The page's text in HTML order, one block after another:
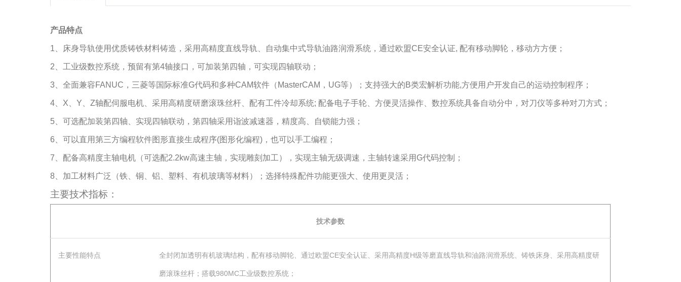
产品特点
1、床身导轨使用优质铸铁材料铸造，采用高精度直线导轨、自动集中式导轨油路润滑系统，通过欧盟CE安全认证, 配有移动脚轮，移动方方便；
2、工业级数控系统，预留有第4轴接口，可加装第四轴，可实现四轴联动；
3、全面兼容FANUC，三菱等国际标准G代码和多种CAM软件（MasterCAM，UG等）；支持强大的B类宏解析功能,方便用户开发自己的运动控制程序；
4、X、Y、Z轴配伺服电机、采用高精度研磨滚珠丝杆、配有工件冷却系统; 配备电子手轮、方便灵活操作、数控系统具备自动分中，对刀仪等多种对刀方式；
5、可选配加装第四轴、实现四轴联动，第四轴采用诣波减速器，精度高、自锁能力强；
6、可以直用第三方编程软件图形直接生成程序(图形化编程)，也可以手工编程；
7、配备高精度主轴电机（可选配2.2kw高速主轴，实现雕刻加工），实现主轴无级调速，主轴转速采用G代码控制；
8、加工材料广泛（铁、铜、铝、塑料、有机玻璃等材料）；选择特殊配件功能更强大、使用更灵活；
主要技术指标：
技术参数
主要性能特点 全封闭加透明有机玻璃结构，配有移动脚轮、通过欧盟CE安全认证、采用高精度H级等磨直线导轨和油路润滑系统、铸铁床身、采用高精度研
磨滚珠丝杆；搭载980MC工业级数控系统；